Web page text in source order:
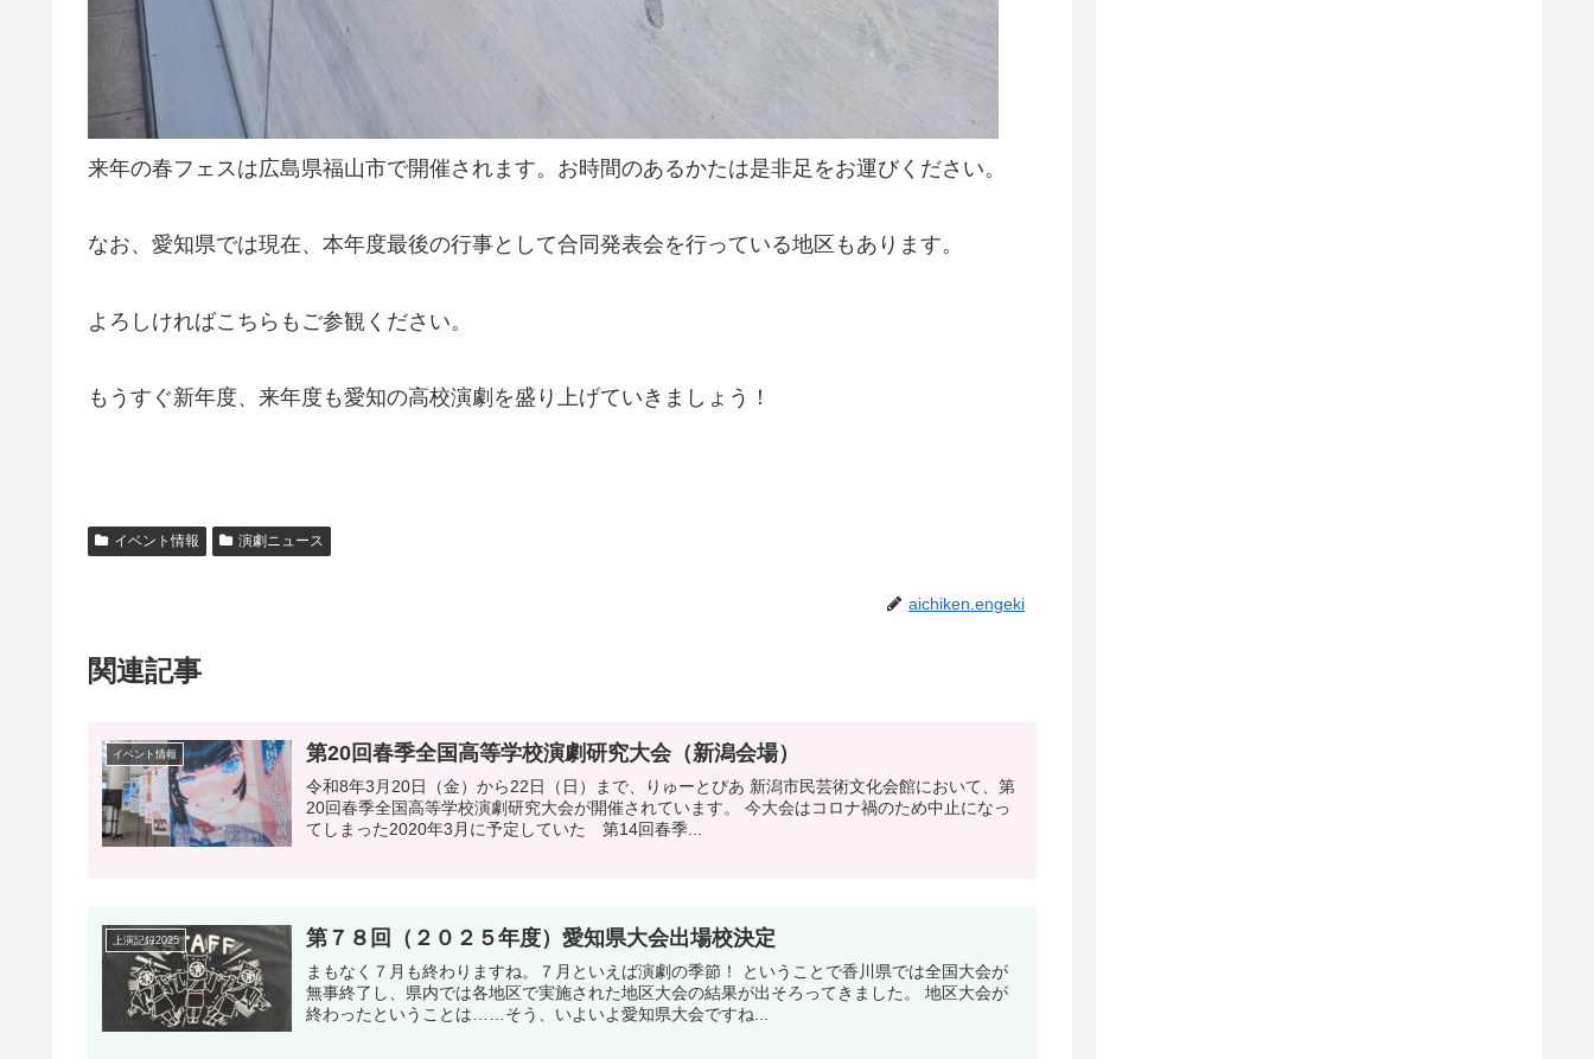
来年の春フェスは広島県福山市で開催されます。お時間のあるかたは是非足をお運びください。
なお、愛知県では現在、本年度最後の行事として合同発表会を行っている地区もあります。
よろしければこちらもご参観ください。
もうすぐ新年度、来年度も愛知の高校演劇を盛り上げていきましょう！
イベント情報 演劇ニュース
aichiken.engeki
関連記事
イベント情報 第20回春季全国高等学校演劇研究大会（新潟会場）
令和8年3月20日（金）から22日（日）まで、りゅーとぴあ 新潟市民芸術文化会館において、第
20回春季全国高等学校演劇研究大会が開催されています。 今大会はコロナ禍のため中止になっ
てしまった2020年3月に予定していた 第14回春季...
上演記録2025 第７８回（２０２５年度）愛知県大会出場校決定
まもなく７月も終わりますね。７月といえば演劇の季節！ ということで香川県では全国大会が
無事終了し、県内では各地区で実施された地区大会の結果が出そろってきました。 地区大会が
終わったということは……そう、いよいよ愛知県大会ですね...